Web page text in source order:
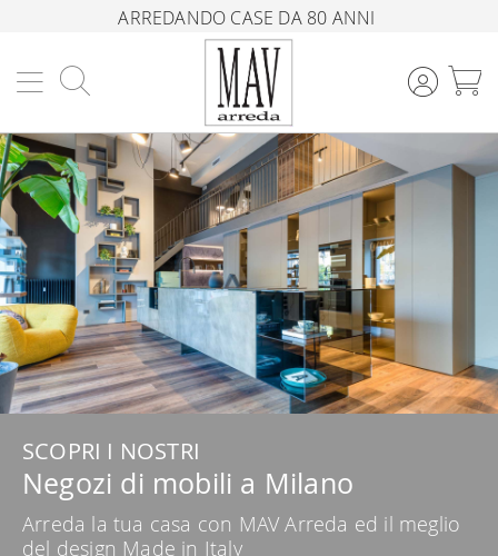
ARREDANDO CASE DA 80 ANNI
SCOPRI I NOSTRI
Negozi di mobili a Milano
Arreda la tua casa con MAV Arreda ed il meglio
del design Made in Italy